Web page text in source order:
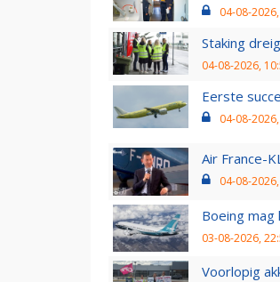
04-08-
Staking
04-08-2026,
Eerste
04-08-
Air France-
04-08-
Boeing mag
03-08-2026,
Voorlopig